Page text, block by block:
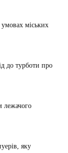
міських
до турботи про
лежачого
яку